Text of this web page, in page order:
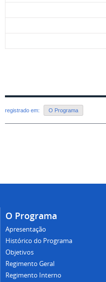
registrado em: O Programa
O Programa
Apresentação
Histórico do Programa
Objetivos
Regimento Geral
Regimento Interno